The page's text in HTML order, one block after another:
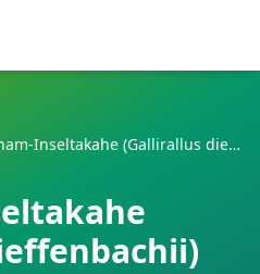
Chatham-Inseltakahe (Gallirallus dieffenbachii)